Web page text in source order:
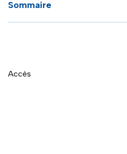
Sommaire
Accès